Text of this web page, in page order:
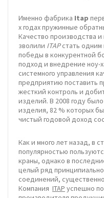
Именно фабрика Itap
х годах пружинные
Качество производст­ва
зволили ITAPстать одним
победы в конкурентной
подход и внедрение ноу-
системного управления
предприятию поставить
жесткий контроль и
изделий. В 2008 году
изделия, 82 % которых
чистый годовой доход
Как и много лет назад, в
популярностью
краны, однако в
целый ряд
соединений,
Компания ITAP успешно